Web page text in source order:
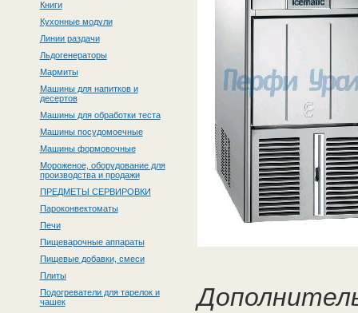
Книги
Кухонные модули
Линии раздачи
Льдогенераторы
Мармиты
Машины для напитков и
десертов
Машины для обработки теста
Машины посудомоечные
Машины формовочные
Мороженое, оборудование для
производства и продажи
ПРЕДМЕТЫ СЕРВИРОВКИ
Пароконвектоматы
Печи
Пищеварочные аппараты
Пищевые добавки, смеси
Плиты
Подогреватели для тарелок и
чашек